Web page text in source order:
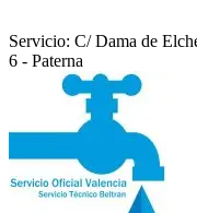
Servicio: C/ Dama de
6 - Paterna